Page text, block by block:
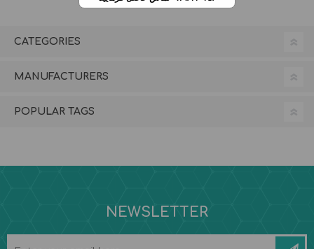
CATEGORIES
MANUFACTURERS
POPULAR TAGS
NEWSLETTER